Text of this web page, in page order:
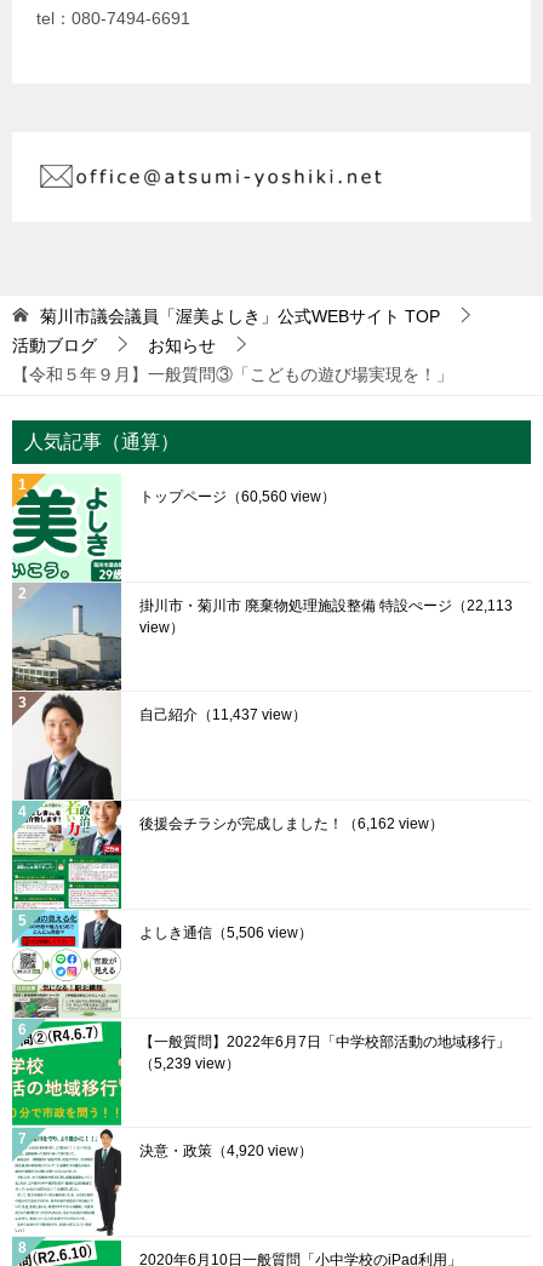
tel：080-7494-6691
菊川市議会議員「渥美よしき」公式WEBサイト TOP
活動ブログ
お知らせ
【令和５年９月】一般質問③「こどもの遊び場実現を！」
人気記事（通算）
トップページ （60,560 view）
掛川市・菊川市 廃棄物処理施設整備 特設ぺージ （22,113
view）
自己紹介 （11,437 view）
後援会チラシが完成しました！ （6,162 view）
よしき通信 （5,506 view）
【一般質問】2022年6月7日「中学校部活動の地域移行」
（5,239 view）
決意・政策 （4,920 view）
2020年6月10日一般質問「小中学校のiPad利用」